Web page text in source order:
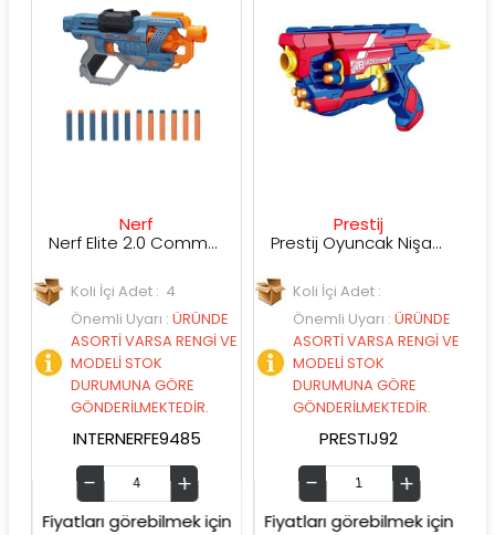
Nerf
Nerf Elite 2.0 Commander RD-6 E9485
Koli İçi Adet : 4
Önemli Uyarı:ÜRÜNDE
ASORTİ VARSA RENGİ VE
MODELİ STOK
DURUMUNA GÖRE
GÖNDERİLMEKTEDİR.
INTERNERFE9485
Fiyatları görebilmek için
Prestij
Prestij Oyuncak Nişancı 3
Koli İçi Adet :
Önemli Uyarı:ÜRÜNDE
ASORTİ VARSA RENGİ VE
MODELİ STOK
DURUMUNA GÖRE
GÖNDERİLMEKTEDİR.
PRESTIJ92
Fiyatları görebilmek için